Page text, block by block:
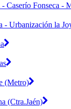
Caserío Fonseca -
- Urbanización la
(Metro)
(Ctra.Jaén)